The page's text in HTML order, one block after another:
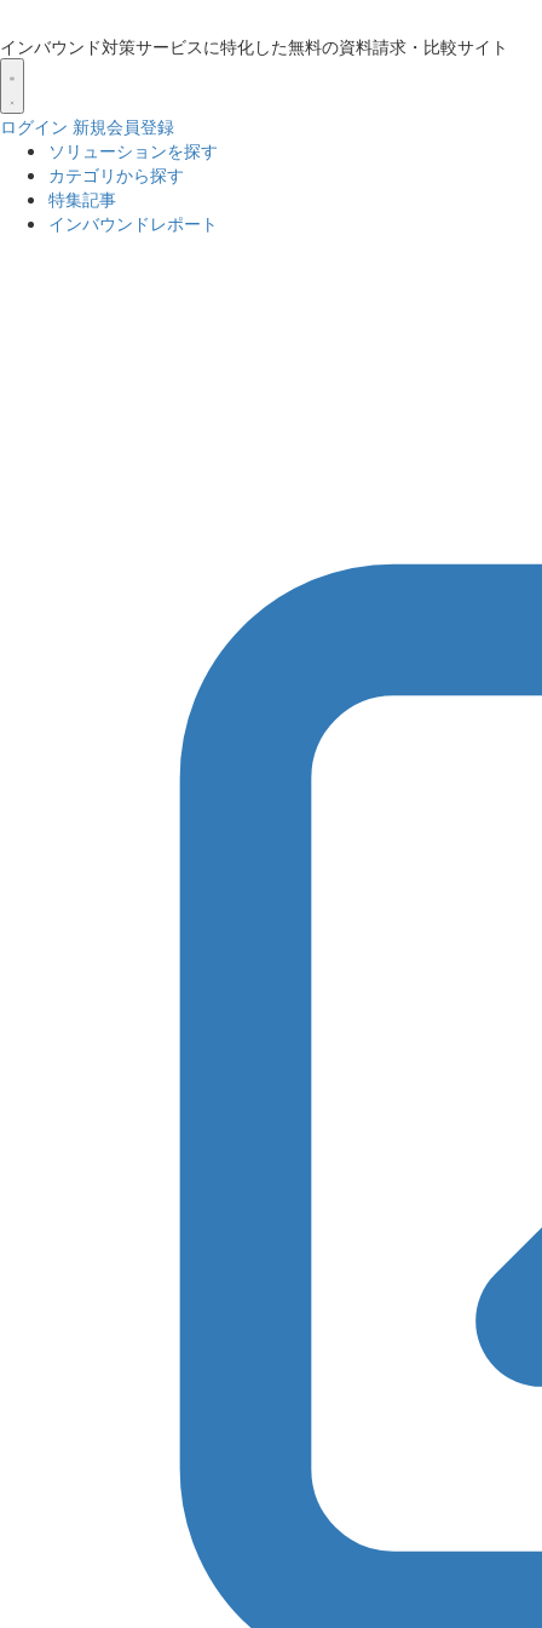
インバウンド対策サービスに特化した無料の資料請求・比較サイト
ログイン 新規会員登録
ソリューションを探す
カテゴリから探す
特集記事
インバウンドレポート